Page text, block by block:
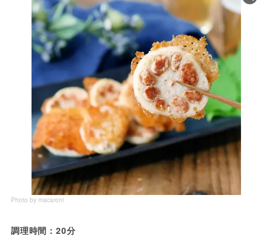
Photo by macaroni
調理時間：20分